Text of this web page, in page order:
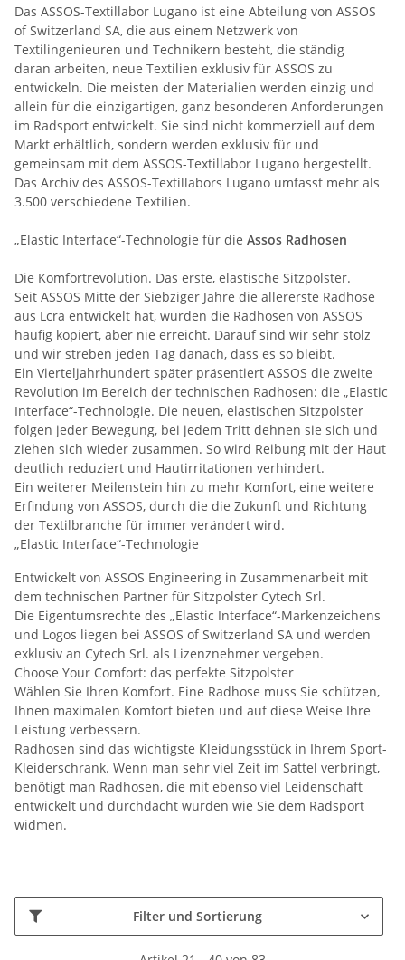
Das ASSOS-Textillabor Lugano ist eine Abteilung von ASSOS
of Switzerland SA, die aus einem Netzwerk von
Textilingenieuren und Technikern besteht, die ständig
daran arbeiten, neue Textilien exklusiv für ASSOS zu
entwickeln. Die meisten der Materialien werden einzig und
allein für die einzigartigen, ganz besonderen Anforderungen
im Radsport entwickelt. Sie sind nicht kommerziell auf dem
Markt erhältlich, sondern werden exklusiv für und
gemeinsam mit dem ASSOS-Textillabor Lugano hergestellt.
Das Archiv des ASSOS-Textillabors Lugano umfasst mehr als
3.500 verschiedene Textilien.
„Elastic Interface“-Technologie für die Assos Radhosen
Die Komfortrevolution. Das erste, elastische Sitzpolster.
Seit ASSOS Mitte der Siebziger Jahre die allererste Radhose
aus Lcra entwickelt hat, wurden die Radhosen von ASSOS
häufig kopiert, aber nie erreicht. Darauf sind wir sehr stolz
und wir streben jeden Tag danach, dass es so bleibt.
Ein Vierteljahrhundert später präsentiert ASSOS die zweite
Revolution im Bereich der technischen Radhosen: die „Elastic
Interface“-Technologie. Die neuen, elastischen Sitzpolster
folgen jeder Bewegung, bei jedem Tritt dehnen sie sich und
ziehen sich wieder zusammen. So wird Reibung mit der Haut
deutlich reduziert und Hautirritationen verhindert.
Ein weiterer Meilenstein hin zu mehr Komfort, eine weitere
Erfindung von ASSOS, durch die die Zukunft und Richtung
der Textilbranche für immer verändert wird.
„Elastic Interface“-Technologie
Entwickelt von ASSOS Engineering in Zusammenarbeit mit
dem technischen Partner für Sitzpolster Cytech Srl.
Die Eigentumsrechte des „Elastic Interface“-Markenzeichens
und Logos liegen bei ASSOS of Switzerland SA und werden
exklusiv an Cytech Srl. als Lizenznehmer vergeben.
Choose Your Comfort: das perfekte Sitzpolster
Wählen Sie Ihren Komfort. Eine Radhose muss Sie schützen,
Ihnen maximalen Komfort bieten und auf diese Weise Ihre
Leistung verbessern.
Radhosen sind das wichtigste Kleidungsstück in Ihrem Sport-
Kleiderschrank. Wenn man sehr viel Zeit im Sattel verbringt,
benötigt man Radhosen, die mit ebenso viel Leidenschaft
entwickelt und durchdacht wurden wie Sie dem Radsport
widmen.
Filter und Sortierung